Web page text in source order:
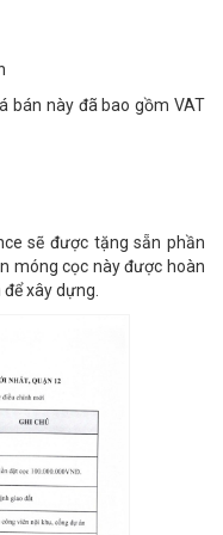
bán này đã bao gồm VAT
sẽ được tặng sẵn phần
móng cọc này được hoàn
xây dựng.